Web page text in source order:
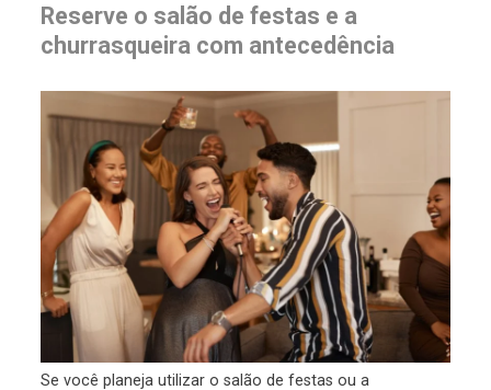
Reserve o salão de festas e a
churrasqueira com antecedência
Se você planeja utilizar o salão de festas ou a